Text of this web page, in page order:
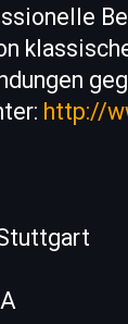
http://